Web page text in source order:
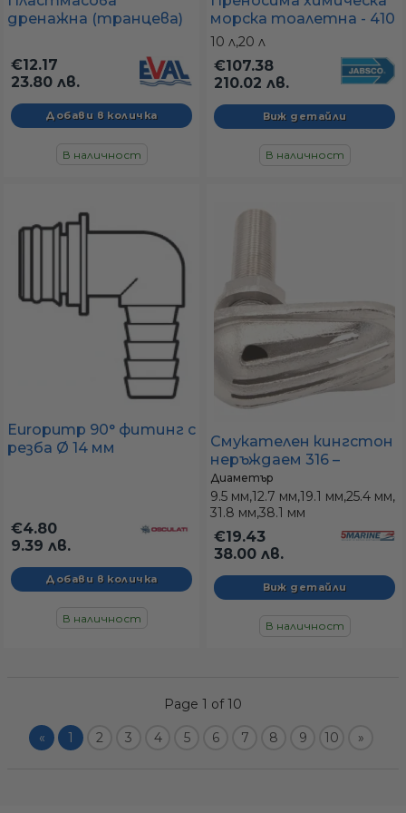
дренажна (транцева)
заключващо капаче
(резе)
€12.17
23.80 лв.
В наличност
морска тоалетна - 410
x 355 x 310 мм
10 л,20 л
€107.38
210.02 лв.
Виж детайли
В наличност
Europump 90° фитинг с
резба Ø 14 мм
€4.80
9.39 лв.
В наличност
Смукателен кингстон
неръждаем 316 –
входен проходник
(цедка) 3/8" до 1-1/2"
Диаметър
9.5 мм,12.7 мм,19.1 мм,25.4 мм,
31.8 мм,38.1 мм
€19.43
38.00 лв.
Виж детайли
В наличност
Page 1 of 10
« 1 2 3 4 5 6 7 8 9 10 »